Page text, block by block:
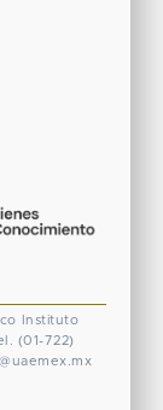
Instituto
(01-722)